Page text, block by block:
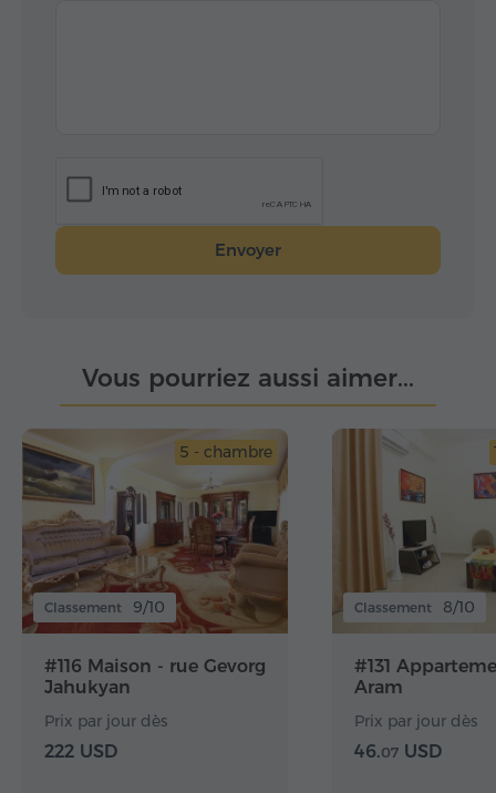
Envoyer
Vous pourriez aussi aimer...
5 - chambre
Classement 9/10
#116 Maison - rue Gevorg
Jahukyan
Prix par jour dès
222 USD
Classement 8/10
#131
Aram
Prix par jour dès
46.07 USD